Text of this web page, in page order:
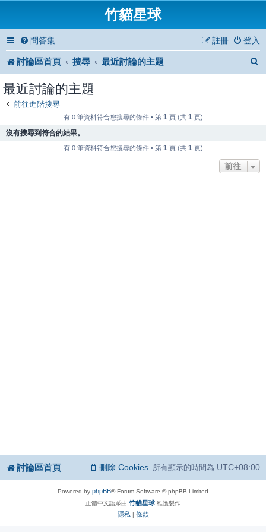
竹貓星球
問答集 登入
註冊
討論區首頁 搜尋 最近討論的主題
最近討論的主題
前往進階搜尋
有 0 筆資料符合您搜尋的條件 • 第 1 頁 (共 1 頁)
沒有搜尋到符合的結果。
有 0 筆資料符合您搜尋的條件 • 第 1 頁 (共 1 頁)
前往
討論區首頁 所有顯示的時間為 UTC+08:00
刪除 Cookies
Powered by phpBB® Forum Software © phpBB Limited
正體中文語系由 竹貓星球 維護製作
隱私 | 條款